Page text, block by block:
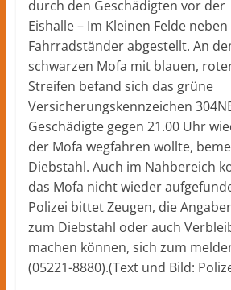
durch den Geschädigten vor der
Eishalle – Im Kleinen Felde
Fahrradständer abgestellt. An
schwarzen Mofa mit blauen,
Streifen befand sich das grüne
Versicherungskennzeichen
Geschädigte gegen 21.00 Uhr
der Mofa wegfahren wollte,
Diebstahl. Auch im Nahbereich
das Mofa nicht wieder
Polizei bittet Zeugen, die
zum Diebstahl oder auch
machen können, sich zum
(05221-8880).(Text und Bild: